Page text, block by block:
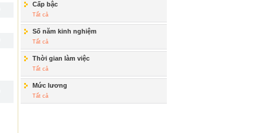
Cấp bậc
Tất cả
Số năm kinh nghiệm
Tất cả
Thời gian làm việc
Tất cả
Mức lương
Tất cả